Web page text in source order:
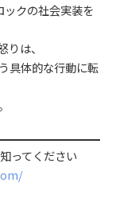
クの社会実装を
は、
具体的な行動に転
ってください